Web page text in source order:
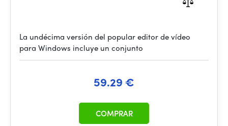
La undécima versión del popular editor de vídeo
para Windows incluye un conjunto
59.29 €
COMPRAR